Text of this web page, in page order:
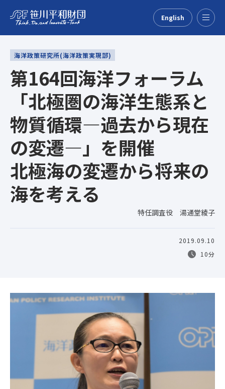
English
海洋政策研究所(海洋政策実現部)
第164回海洋フォーラム
「北極圏の海洋生態系と
物質循環―過去から現在
の変遷―」を開催
北極海の変遷から将来の
海を考える
特任調査役 湯通堂綾子
2019.09.10
10分